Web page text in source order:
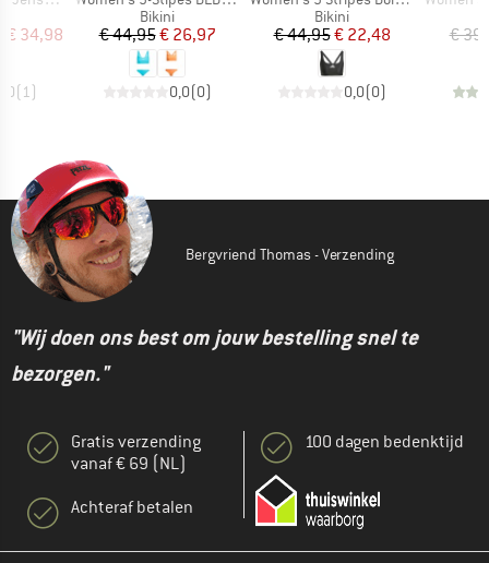
prijs
€ 34,98
(1)
Productgroep
Bikini
Prijs
€ 44,95Verlaagde prijs
€ 26,97
0,0(0)
Productgroep
Bikini
Prijs
€ 44,95Verlaagde prijs
€ 22,48
0,0(0)
€
Bergvriend Thomas - Verzending
"Wij doen ons best om jouw bestelling snel te
bezorgen."
Gratis verzending
vanaf € 69 (NL)
Achteraf betalen
100 dagen bedenktijd